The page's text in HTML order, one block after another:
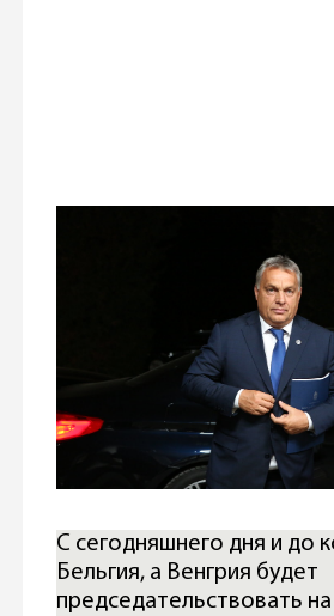
С сегодняшнего дня и до
Бельгия, а Венгрия будет
председательствовать